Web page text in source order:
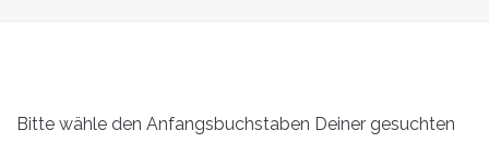
Bitte wähle den Anfangsbuchstaben Deiner gesuchten